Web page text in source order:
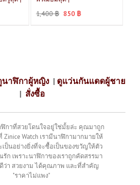
1,400฿ 850 ฿
นาฬิกาผู้หญิง | ดูแว่นกันแดดผู้ชาย
| สั่งซื้อ
กาที่สวยโดนใจอยู่ใช่มั้ยล่ะ คุณมาถูก
Zinice Watch เรามีนาฬิกามากมายให้
เป็นอย่างยิ่งที่จะซื้อเป็นของขวัญให้ตัว
ก เพราะนาฬิกาของเราถูกคัดสรรมา
ดีว่า สวยงาม ได้คุณภาพ และที่สำคัญ
"ราคาไม่แพง"